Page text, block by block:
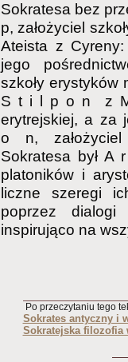
Sokratesa bez
p, założyciel
Ateista z Cyreny:
jego
szkoły erystyków
S t i l p o n z
erytrejskiej, a za
o n, założyciel
Sokratesa był
platoników i
liczne szeregi
poprzez
inspirująco na
Po przeczytaniu tego
Sokrates antyczny i
Sokratejska filozofia